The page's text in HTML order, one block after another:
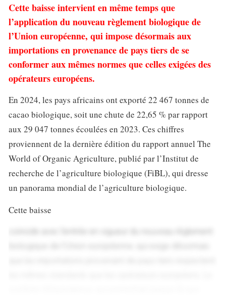
Cette baisse intervient en même temps que
l’application du nouveau règlement biologique de
l’Union européenne, qui impose désormais aux
importations en provenance de pays tiers de se
conformer aux mêmes normes que celles exigées des
opérateurs européens.
En 2024, les pays africains ont exporté 22 467 tonnes de
cacao biologique, soit une chute de 22,65 % par rapport
aux 29 047 tonnes écoulées en 2023. Ces chiffres
proviennent de la dernière édition du rapport annuel The
World of Organic Agriculture, publié par l’Institut de
recherche de l’agriculture biologique (FiBL), qui dresse
un panorama mondial de l’agriculture biologique.
Cette baisse